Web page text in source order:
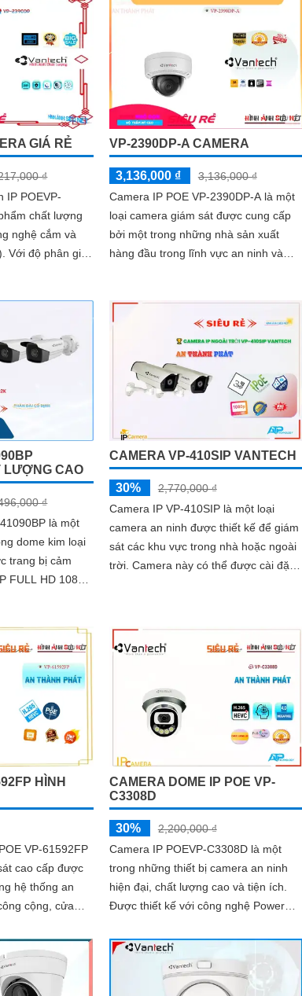
sắc đẹp hơn và rõ ràng
GIÁ RẺ
₫
IP POEVP-
chất lượng
nghệ cắm và
VP-2390DP-A CAMERA
3,136,000 ₫
3,136,000 ₫
Camera IP POE VP-2390DP-A là một
loại camera giám sát được cung cấp
bởi một trong những nhà sản xuất
hàng đầu trong lĩnh vực an ninh và
LƯỢNG CAO
₫
là một
dome kim loại
trang bị cảm
FULL HD 1080P,
CAMERA VP-410SIP VANTECH
30%
2,770,000 ₫
Camera IP VP-410SIP là một loại
camera an ninh được thiết kế để giám
sát các khu vực trong nhà hoặc ngoài
trời. Camera này có thể được cài đặt
HÌNH
VP-61592FP
cao cấp được
hệ thống an
cộng, cửa
hình ảnh rõ
CAMERA DOME IP POE VP-
C3308D
30%
2,200,000 ₫
Camera IP POEVP-C3308D là một
trong những thiết bị camera an ninh
hiện đại, chất lượng cao và tiện ích.
Được thiết kế với công nghệ Power
dữ...